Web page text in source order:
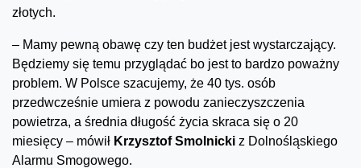
złotych.
– Mamy pewną obawę czy ten budżet jest wystarczający.
Będziemy się temu przyglądać bo jest to bardzo poważny
problem. W Polsce szacujemy, że 40 tys. osób
przedwcześnie umiera z powodu zanieczyszczenia
powietrza, a średnia długość życia skraca się o 20
miesięcy – mówił Krzysztof Smolnicki z Dolnośląskiego
Alarmu Smogowego.